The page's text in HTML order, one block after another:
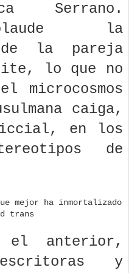
Serrano.
la
de la pareja
lo que no
microcosmos
caiga,
en los
de
mejor ha inmortalizado
trans
el anterior,
y